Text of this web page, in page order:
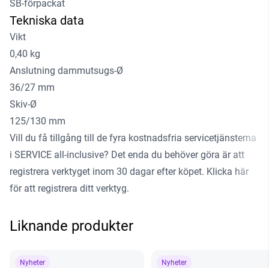
SB-förpackat
Tekniska data
Vikt
0,40 kg
Anslutning dammutsugs-Ø
36/27 mm
Skiv-Ø
125/130 mm
Vill du få tillgång till de fyra kostnadsfria servicetjänsterna
i SERVICE all-inclusive? Det enda du behöver göra är att
registrera verktyget inom 30 dagar efter köpet. Klicka här
för att registrera ditt verktyg.
Liknande produkter
Nyheter Nyheter